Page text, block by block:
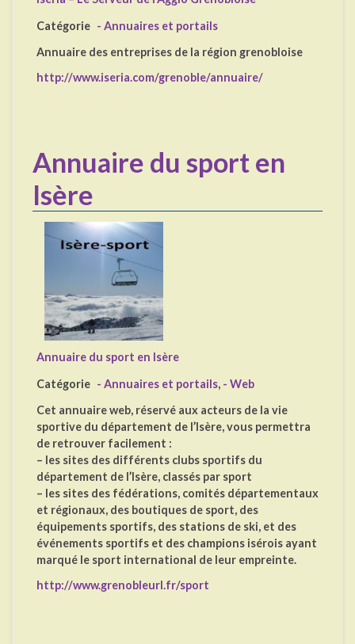
Catégorie - Annuaires et portails
Annuaire des entreprises de la région grenobloise
http://www.iseria.com/grenoble/annuaire/
Annuaire du sport en
Isère
Annuaire du sport en Isère
Catégorie - Annuaires et portails, - Web
Cet annuaire web, réservé aux acteurs de la vie
sportive du département de l’Isère, vous permettra
de retrouver facilement :
– les sites des différents clubs sportifs du
département de l’Isère, classés par sport
– les sites des fédérations, comités départementaux
et régionaux, des boutiques de sport, des
équipements sportifs, des stations de ski, et des
événements sportifs et des champions isérois ayant
marqué le sport international de leur empreinte.
http://www.grenobleurl.fr/sport